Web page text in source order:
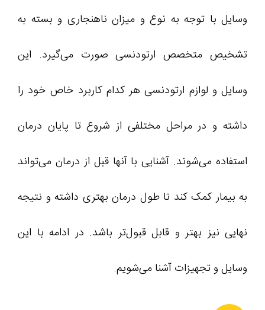
وسایل با توجه به نوع و میزان ناهنجاری و بسته به
تشخیص متخصص ارتودنسی صورت می‌گیرد. این
وسایل و لوازم ارتودنسی هر کدام کاربرد خاص خود را
داشته و در مراحل مختلفی از شروع تا پایان درمان
استفاده می‌شوند. آشنایی با آنها قبل از درمان می‌تواند
به بیمار کمک کند تا طول درمان بهتری داشته و نتیجه
نهایی نیز بهتر و قابل قبول‌تر باشد. در ادامه با این
وسایل و تجهیزات آشنا می‌شویم.